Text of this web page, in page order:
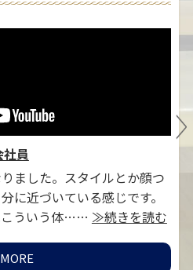
MORE
員
ました。スタイルとか顔つ
に近づいている感じです。
こういう体…… ≫続きを読む
MORE